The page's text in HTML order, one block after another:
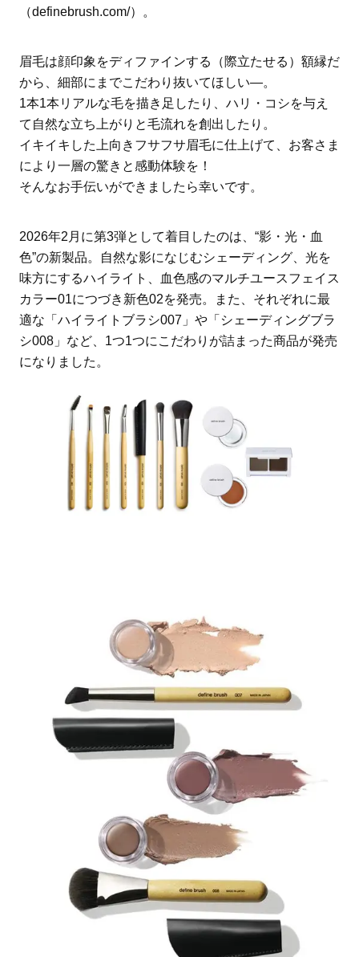
（definebrush.com/）。
眉毛は顔印象をディファインする（際立たせる）額縁だ
から、細部にまでこだわり抜いてほしい―。
1本1本リアルな毛を描き足したり、ハリ・コシを与え
て自然な立ち上がりと毛流れを創出したり。
イキイキした上向きフサフサ眉毛に仕上げて、お客さま
により一層の驚きと感動体験を！
そんなお手伝いができましたら幸いです。
2026年2月に第3弾として着目したのは、“影・光・血
色”の新製品。自然な影になじむシェーディング、光を
味方にするハイライト、血色感のマルチユースフェイス
カラー01につづき新色02を発売。また、それぞれに最
適な「ハイライトブラシ007」や「シェーディングブラ
シ008」など、1つ1つにこだわりが詰まった商品が発売
になりました。